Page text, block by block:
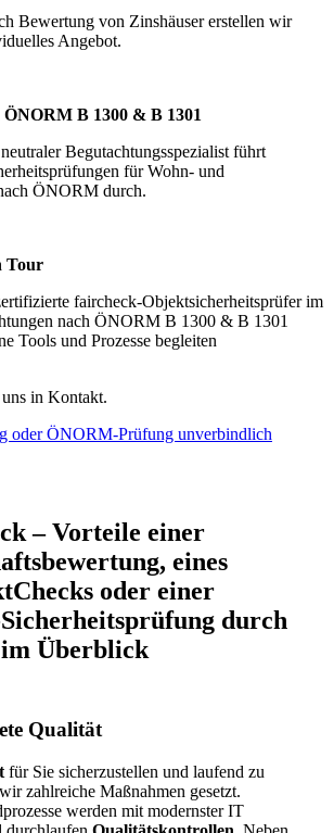
Bewertung von Zinshäuser erstellen wir
Angebot.
B 1300 & B 1301
Begutachtungsspezialist führt
für Wohn- und
ÖNORM durch.
Tour
faircheck-Objektsicherheitsprüfer im
nach ÖNORM B 1300 & B 1301
Tools und Prozesse begleiten
in Kontakt.
oder ÖNORM-Prüfung unverbindlich
– Vorteile einer
eines
oder einer
durch
Überblick
Qualität
für Sie sicherzustellen und laufend zu
zahlreiche Maßnahmen gesetzt.
werden mit modernster IT